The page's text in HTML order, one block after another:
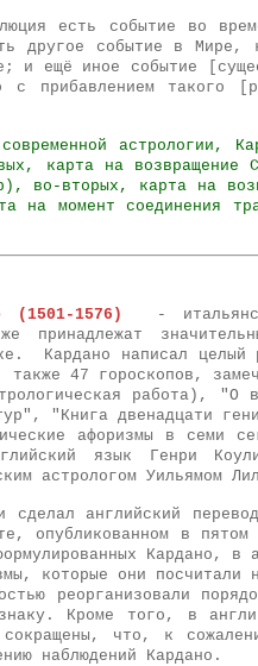
есть событие во
другое событие в Мире,
и ещё иное событие
с прибавлением такого
астрологии,
карта на возвращение
во-вторых, карта на
на момент соединения
(1501-1576) -
принадлежат
Кардано написал целый
также 47 гороскопов,
работа),
"Книга двенадцати
афоризмы в семи
язык Генри
астрологом Уильямом
сделал английский
опубликованном в
Кардано,
которые они посчитали
реорганизовали
Кроме того, в
что, к
наблюдений Кардано.